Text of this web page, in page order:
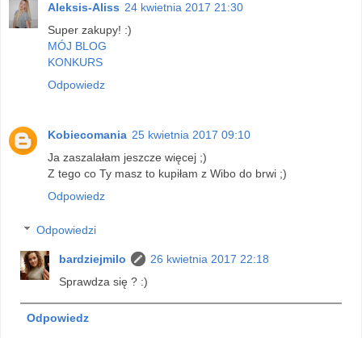
Aleksis-Aliss 24 kwietnia 2017 21:30
Super zakupy! :)
MÓJ BLOG
KONKURS
Odpowiedz
Kobiecomania 25 kwietnia 2017 09:10
Ja zaszalałam jeszcze więcej ;)
Z tego co Ty masz to kupiłam z Wibo do brwi ;)
Odpowiedz
Odpowiedzi
bardziejmilo
26 kwietnia 2017 22:18
Sprawdza się ? :)
Odpowiedz